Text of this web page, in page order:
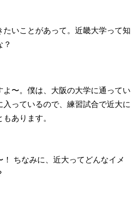
たいことがあって。近畿大学って知
？
よ〜。僕は、大阪の大学に通ってい
入っているので、練習試合で近大に
あります。
！ ちなみに、近大ってどんなイメ